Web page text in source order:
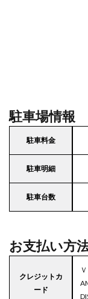
駐車場情報
駐車料金
駐車明細
駐車台数
お支払い方
クレジットカ
ード